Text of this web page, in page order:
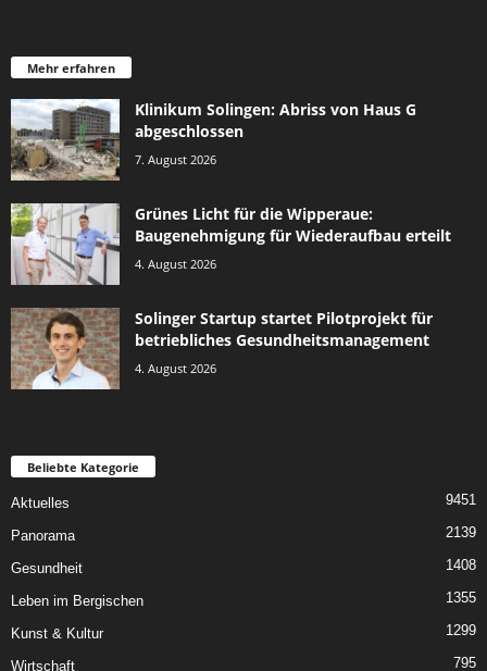
Mehr erfahren
Klinikum Solingen: Abriss von Haus G
abgeschlossen
7. August 2026
Grünes Licht für die Wipperaue:
Baugenehmigung für Wiederaufbau erteilt
4. August 2026
Solinger Startup startet Pilotprojekt für
betriebliches Gesundheitsmanagement
4. August 2026
Beliebte Kategorie
Aktuelles 9451
Panorama 2139
Gesundheit 1408
Leben im Bergischen 1355
Kunst & Kultur 1299
Wirtschaft 795